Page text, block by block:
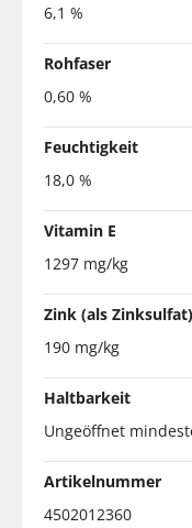
6,1 %
Rohfaser
0,60 %
Feuchtigkeit
18,0 %
Vitamin E
1297 mg/kg
Zink (als Zinksulfat)
190 mg/kg
Haltbarkeit
Ungeöffnet
Artikelnummer
4502012360